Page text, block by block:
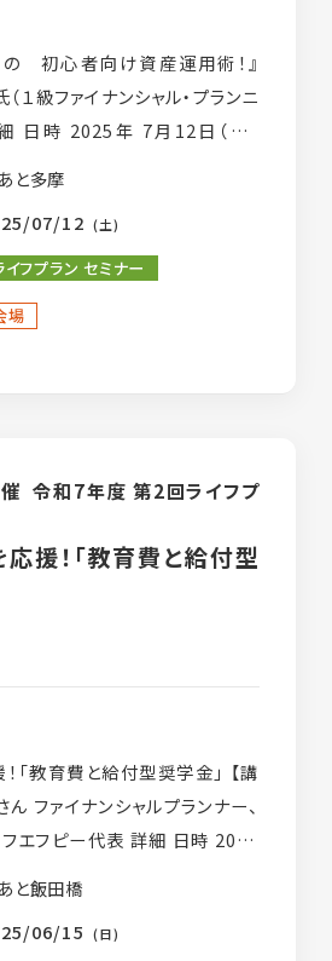
の 初心者向け資産運用術！』
１級ファイナンシャル・プランニ
日時 2025年 7月12日（土）
と多摩
07/12 (土)
イフプラン セミナー
場
令和7年度 第2回ライフプ
援！「教育費と給付型
「教育費と給付型奨学金」 【講
ファイナンシャルプランナー、
エフピー代表 詳細 日時 2025
10:00〜12:00 参加費 […]
と飯田橋
06/15 (日)